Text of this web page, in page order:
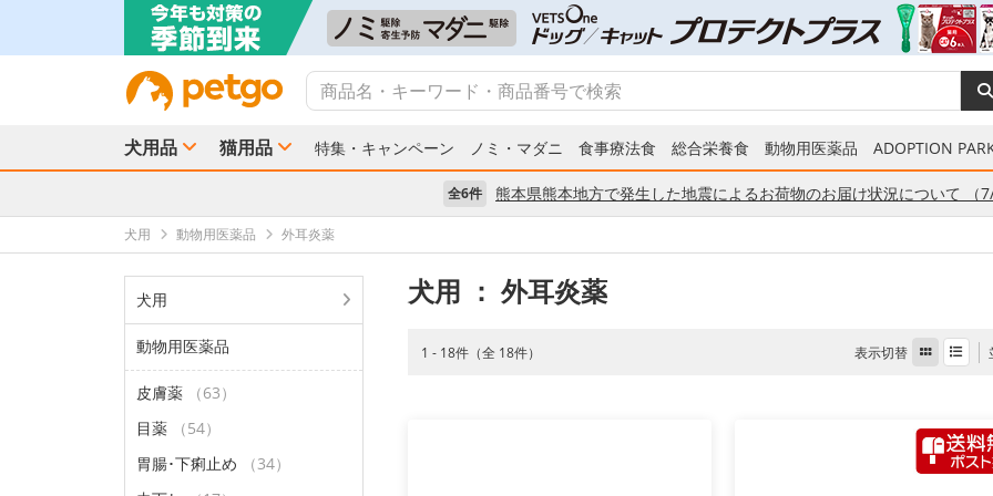
犬用品 猫用品 特集・キャンペーン ノミ・マダニ 食事療法食 総合栄養食 動物用医薬品 ADOPTION
全6件 熊本県熊本地方で発生した地震によるお荷物のお届け状況について （
犬用 動物用医薬品 外耳炎薬
犬用
動物用医薬品
皮膚薬
（63）
目薬
（54）
胃腸･下痢止め
（34）
犬用 ： 外耳炎薬
1 - 18件（全 18件） 表示切替